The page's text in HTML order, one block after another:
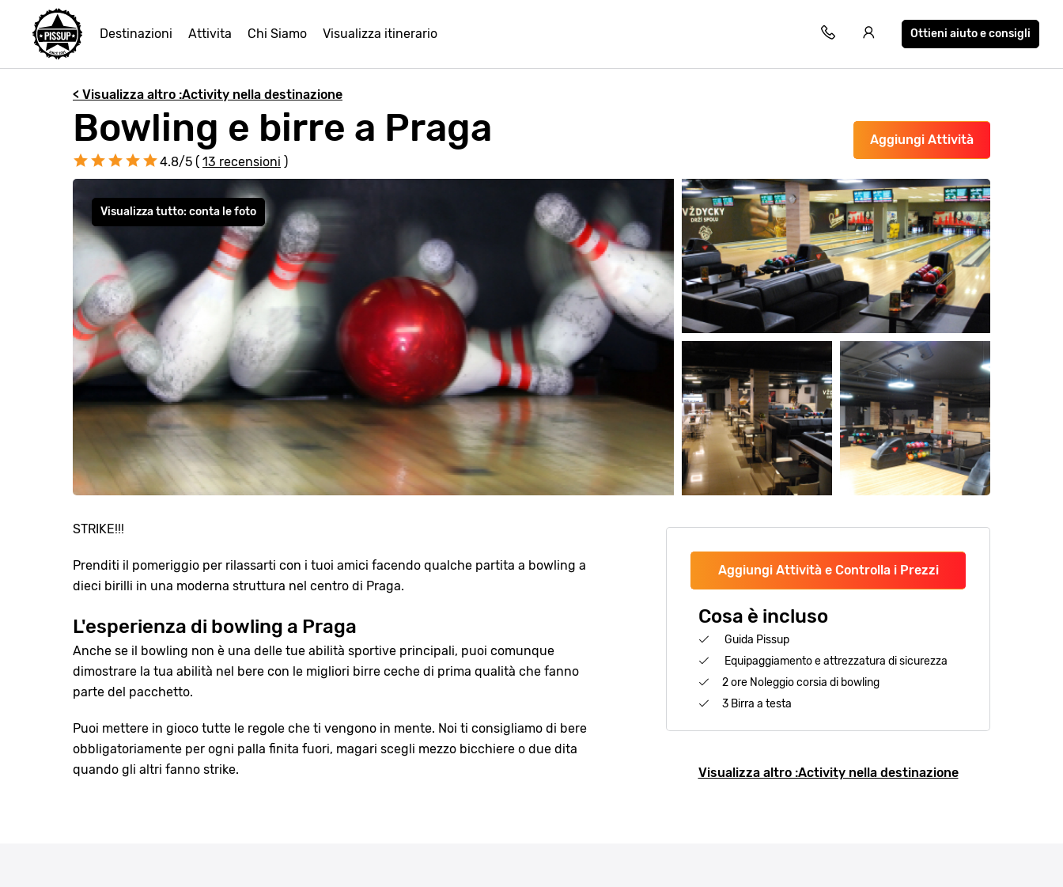
Destinazioni Attivita Chi Siamo Visualizza itinerario Ottieni aiuto e consigli
< Visualizza altro :Activity nella destinazione
Aggiungi Attività
Bowling e birre a Praga
4.8/5 ( 13 recensioni )
Visualizza tutto: conta le foto
Aggiungi Attività e Controlla i Prezzi
Cosa è incluso
Guida Pissup
Equipaggiamento e attrezzatura di sicurezza
2 ore Noleggio corsia di bowling
3 Birra a testa
Visualizza altro :Activity nella destinazione
STRIKE!!!
Prenditi il pomeriggio per rilassarti con i tuoi amici facendo qualche partita a bowling a
dieci birilli in una moderna struttura nel centro di Praga.
L'esperienza di bowling a Praga
Anche se il bowling non è una delle tue abilità sportive principali, puoi comunque
dimostrare la tua abilità nel bere con le migliori birre ceche di prima qualità che fanno
parte del pacchetto.
Puoi mettere in gioco tutte le regole che ti vengono in mente. Noi ti consigliamo di bere
obbligatoriamente per ogni palla finita fuori, magari scegli mezzo bicchiere o due dita
quando gli altri fanno strike.